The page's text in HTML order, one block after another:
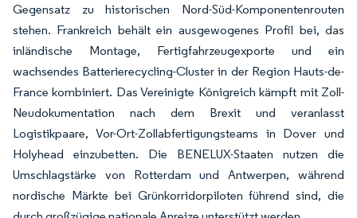
Gegensatz zu historischen Nord-Süd-Komponentenrouten
stehen. Frankreich behält ein ausgewogenes Profil bei, das
inländische Montage, Fertigfahrzeugexporte und ein
wachsendes Batterierecycling-Cluster in der Region Hauts-de-
France kombiniert. Das Vereinigte Königreich kämpft mit Zoll-
Neudokumentation nach dem Brexit und veranlasst
Logistikpaare, Vor-Ort-Zollabfertigungsteams in Dover und
Holyhead einzubetten. Die BENELUX-Staaten nutzen die
Umschlagstärke von Rotterdam und Antwerpen, während
nordische Märkte bei Grünkorridorpiloten führend sind, die